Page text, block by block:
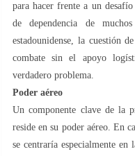
para hacer frente a un
de dependencia de
estadounidense, la cuestión
combate sin el apoyo
verdadero problema.
Poder aéreo
Un componente clave de la
reside en su poder aéreo. En
se centraría especialmente en